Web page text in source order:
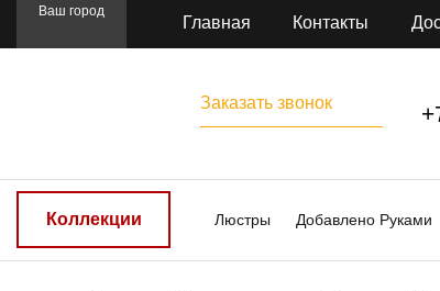
Ваш город
Главная Контакты
Заказать звонок
Коллекции Люстры Добавлено Руками